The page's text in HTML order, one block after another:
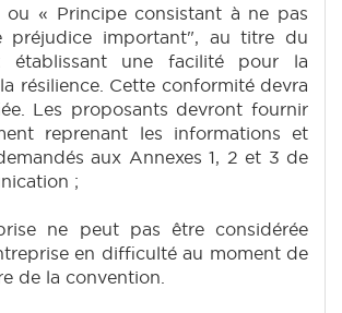
ou « Principe consistant à ne pas
préjudice important", au titre du
établissant une facilité pour la
résilience. Cette conformité devra
Les proposants devront fournir
reprenant les informations et
aux Annexes 1, 2 et 3 de
;
ne peut pas être considérée
en difficulté au moment de
de la convention.